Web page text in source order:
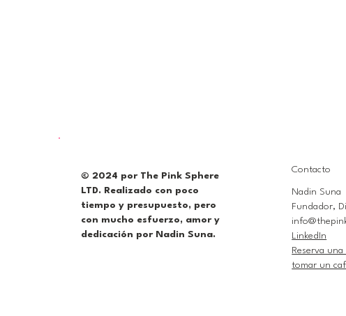
© 2024 por The Pink Sphere
LTD. Realizado con poco
tiempo y presupuesto, pero
con mucho esfuerzo, amor y
dedicación por Nadin Suna.
Contacto
Nadin Suna
Fundador,
LinkedIn
Reserva
tomar un